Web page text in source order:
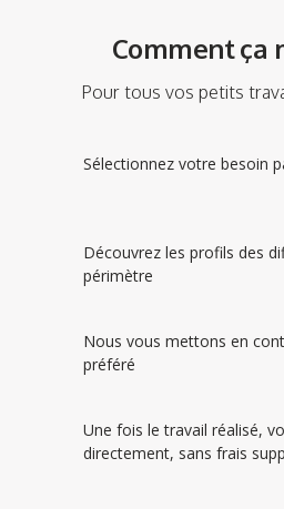
Comment ça
Pour tous vos petits
Sélectionnez votre besoin
Découvrez les profils des
périmètre
Nous vous mettons en
préféré
Une fois le travail réalisé,
directement, sans frais